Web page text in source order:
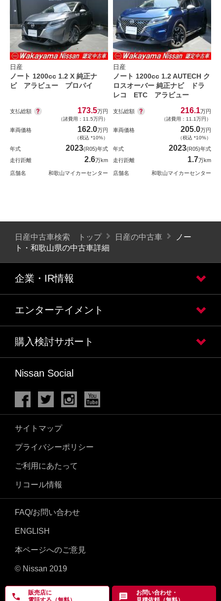
日産
ノート 1200cc 1.2 X 純正ナ
ビ アラビュー プロパイ
支払総額 173.5万円
（諸費用：11.5万円）
車両価格 162.0万円
（税込 *10%）
年式 2023(R05)年式
走行距離
2.6万km
店舗名 和歌山マイカーセンター
日産
ノート 1200cc 1.2 AUTECH ク
ロスオーバー 純正ナビ ドラ
レコ ETC アラビュー
支払総額 216.1万円
（諸費用：11.1万円）
車両価格 205.0万円
（税込 *10%）
年式 2023(R05)年式
走行距離
1.7万km
店舗名 和歌山マイカーセンター
販売店に
お問い合わせ・
日産中古車検索 トップ 日産の中古車
ノー
ト・和歌山県の中古車詳細
企業・IR情報
エンターテイメント
購入検討サポート
Nissan Social
サイトマップ
プライバシーポリシー
ご利用にあたって
リコール情報
FAQ/お問い合わせ
ENGLISH
本ページへのご意見
© Nissan 2019